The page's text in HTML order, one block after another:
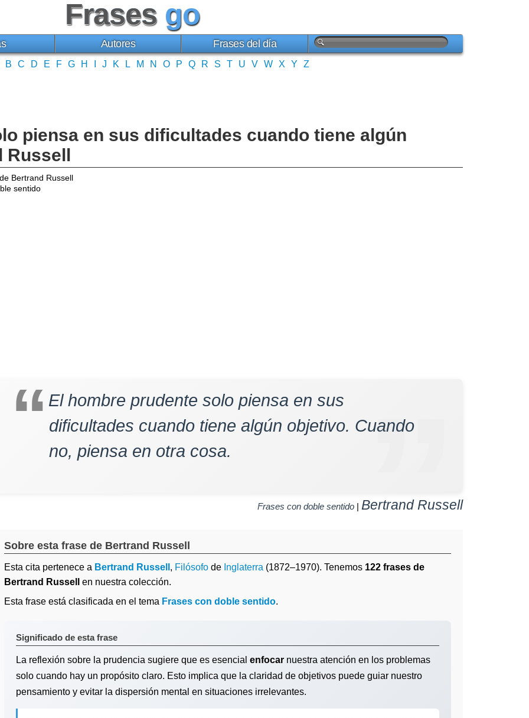
Frases go
Autores Frases del día
B C D E F G H J K L M N O P Q R S T U V W X Y Z
piensa en sus dificultades cuando tiene algún
Russell
Bertrand Russell
sentido
El hombre prudente solo piensa en sus
dificultades cuando tiene algún objetivo. Cuando
no, piensa en otra cosa.
Frases con doble sentido | Bertrand Russell
Sobre esta frase de Bertrand Russell
Esta cita pertenece a Bertrand Russell , Filósofo de Inglaterra (1872–1970). Tenemos 122 frases de
Bertrand Russell
en nuestra colección.
Esta frase está clasificada en el tema Frases con doble sentido.
Significado de esta frase
La reflexión sobre la prudencia sugiere que es esencial enfocar nuestra atención en los problemas
solo cuando hay un propósito claro. Esto implica que la claridad de objetivos puede guiar nuestro
pensamiento y evitar la dispersión mental en situaciones irrelevantes.